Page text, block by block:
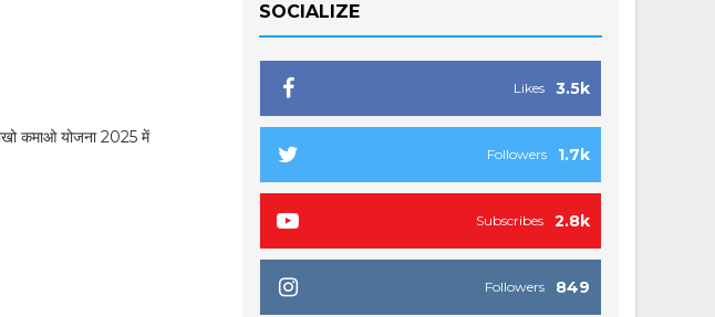
कमाओ योजना 2025 में
SOCIALIZE
3.5k
Likes
1.7k
Followers
2.8k
Subscribes
849
Followers